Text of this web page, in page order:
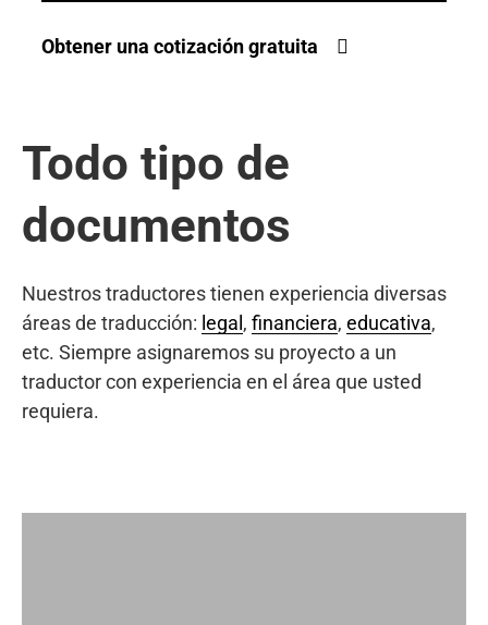
Obtener una cotización gratuita
Todo tipo de
documentos
Nuestros traductores tienen experiencia diversas
áreas de traducción: legal , financiera, educativa,
etc. Siempre asignaremos su proyecto a un
traductor con experiencia en el área que usted
requiera.